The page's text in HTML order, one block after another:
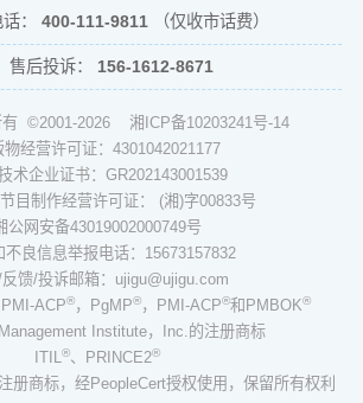
： 400-111-9811 （仅收市话费）
售后投诉： 156-1612-8671
有 ©2001-2026 湘ICP备10203241号-14
物经营许可证：4301042021177
术企业证书：GR202143001539
目制作经营许可证： (湘)字00833号
公网安备43019002000749号
不良信息举报电话：15673157832
馈/投诉邮箱：ujigu@ujigu.com
ACP®，PgMP®，PMI-ACP®和PMBOK®
Institute，Inc.的注册商标
ITIL®、PRINCE2®
册商标，经PeopleCert授权使用，保留所有权利